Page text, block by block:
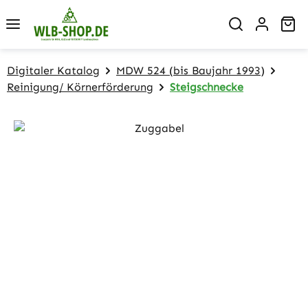
Zum Hauptinhalt springen
Digitaler Katalog
MDW 524 (bis Baujahr 1993)
Reinigung/ Körnerförderung
Steigschnecke
Bildergalerie überspringen